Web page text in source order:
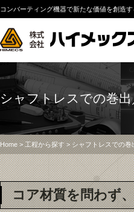
コンバーティング機器で新たな価値を創造
シャフトレスでの巻出
Home>工程から探す> シャフトレスでの巻
コア材質を問わず